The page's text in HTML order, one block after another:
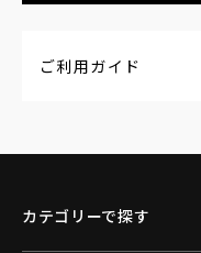
ご利用ガイド
カテゴリーで探す